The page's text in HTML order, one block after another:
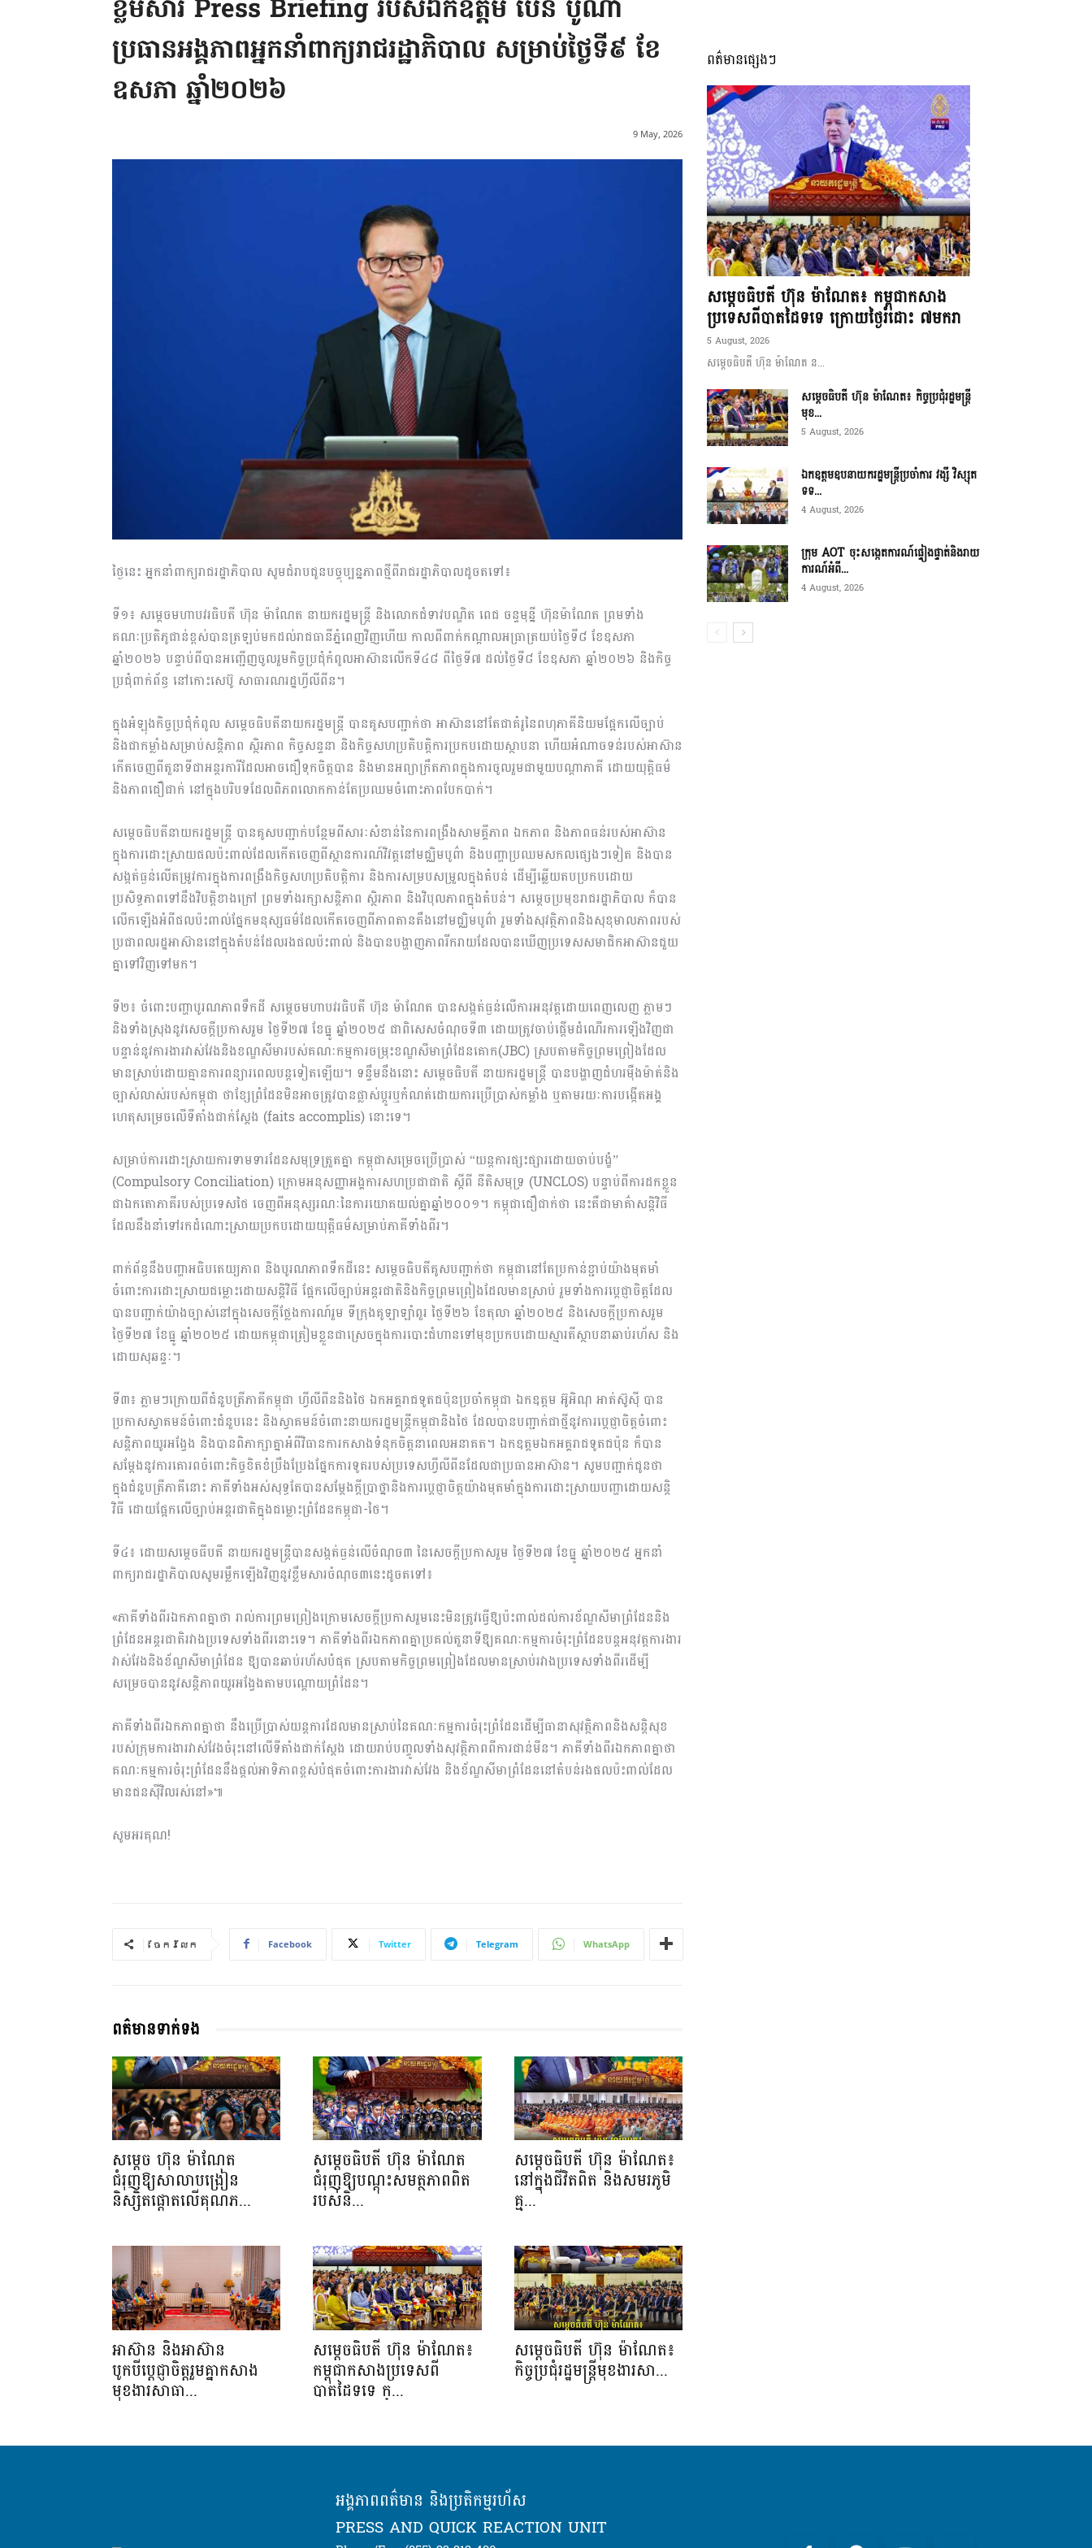
ខ្លឹមសារ Press Briefing របស់ឯកឧត្តម ប៉ែន បូណា
ប្រធានអង្គភាពអ្នកនាំពាក្យរាជរដ្ឋាភិបាល សម្រាប់ថ្ងៃទី៩ ខែ
ឧសភា ឆ្នាំ២០២៦
9 May, 2026
ថ្ងៃនេះ អ្នកនាំពាក្យរាជរដ្ឋាភិបាល សូមជំរាបជូនបច្ចុប្បន្នភាពថ្មីពីរាជរដ្ឋាភិបាលដូចតទៅ៖
ទី១៖ សម្តេចមហាបវរធិបតី ហ៊ុន ម៉ាណែត នាយករដ្ឋមន្ត្រី និងលោកជំទាវបណ្ឌិត ពេជ ចន្ទមុន្នី ហ៊ុនម៉ាណែត ព្រមទាំង
គណៈប្រតិភូជាន់ខ្ពស់បានត្រឡប់មកដល់រាជធានីភ្នំពេញវិញហើយ កាលពីពាក់កណ្តាលអធ្រាត្រយប់ថ្ងៃទី៨ ខែឧសភា
ឆ្នាំ២០២៦ បន្ទាប់ពីបានអញ្ជើញចូលរួមកិច្ចប្រជុំកំពូលអាស៊ានលើកទី៤៨ ពីថ្ងៃទី៧ ដល់ថ្ងៃទី៨ ខែឧសភា ឆ្នាំ២០២៦ និងកិច្ច
ប្រជុំពាក់ព័ន្ធ នៅកោះសេប៊ូ សាធារណរដ្ឋហ្វីលីពីន។
ក្នុងអំឡុងកិច្ចប្រជុំកំពូល សម្តេចធិបតីនាយករដ្ឋមន្ត្រី បានគូសបញ្ជាក់ថា អាស៊ាននៅតែជាគំរូនៃពហុភាគីនិយមផ្អែកលើច្បាប់
និងជាកម្លាំងសម្រាប់សន្តិភាព ស្ថិរភាព កិច្ចសន្ទនា និងកិច្ចសហប្រតិបត្តិការប្រកបដោយស្ថាបនា ហើយអំណាចទន់របស់អាស៊ាន
កើតចេញពីតួនាទីជាអន្តរការីដែលអាចជឿទុកចិត្តបាន និងមានអព្យាក្រឹតភាពក្នុងការចូលរួមជាមួយបណ្ដាភាគី ដោយយុត្តិធម៌
និងភាពជឿជាក់ នៅក្នុងបរិបទដែលពិភពលោកកាន់តែប្រឈមចំពោះភាពបែកបាក់។
សម្តេចធិបតីនាយករដ្ឋមន្ត្រី បានគូសបញ្ជាក់បន្ថែមពីសារៈសំខាន់នៃការពង្រឹងសាមគ្គីភាព ឯកភាព និងភាពធន់របស់អាស៊ាន
ក្នុងការដោះស្រាយផលប៉ះពាល់ដែលកើតចេញពីស្ថានការណ៍វិវត្តនៅមជ្ឈិមបូព៌ា និងបញ្ហាប្រឈមសកលផ្សេងៗទៀត និងបាន
សង្កត់ធ្ងន់លើតម្រូវការក្នុងការពង្រឹងកិច្ចសហប្រតិបត្តិការ និងការសម្របសម្រួលក្នុងតំបន់ ដើម្បីឆ្លើយតបប្រកបដោយ
ប្រសិទ្ធភាពទៅនឹងវិបត្តិខាងក្រៅ ព្រមទាំងរក្សាសន្តិភាព ស្ថិរភាព និងវិបុលភាពក្នុងតំបន់។ សម្តេចប្រមុខរាជរដ្ឋាភិបាល ក៏បាន
លើកឡើងអំពីផលប៉ះពាល់ផ្នែកមនុស្សធម៌ដែលកើតចេញពីភាពតានតឹងនៅមជ្ឈិមបូព៌ា រួមទាំងសុវត្ថិភាពនិងសុខុមាលភាពរបស់
ប្រជាពលរដ្ឋអាស៊ាននៅក្នុងតំបន់ដែលរងផលប៉ះពាល់ និងបានបង្ហាញភាពរីករាយដែលបានឃើញប្រទេសសមាជិកអាស៊ានជួយ
គ្នាទៅវិញទៅមក។
ទី២៖ ចំពោះបញ្ហាបូរណភាពទឹកដី សម្តេចមហាបវរធិបតី ហ៊ុន ម៉ាណែត បានសង្កត់ធ្ងន់លើការអនុវត្ដដោយពេញលេញ ភ្លាមៗ
និងទាំងស្រុងនូវសេចក្ដីប្រកាសរួម ថ្ងៃទី២៧ ខែធ្នូ ឆ្នាំ២០២៥ ជាពិសេសចំណុចទី៣ ដោយត្រូវចាប់ផ្ដើមដំណើរការឡើងវិញជា
បន្ទាន់នូវការងារវាស់វែងនិងខណ្ឌសីមារបស់គណៈកម្មការចម្រុះខណ្ឌសីមាព្រំដែនគោក(JBC) ស្របតាមកិច្ចព្រមព្រៀងដែល
មានស្រាប់ដោយគ្មានការពន្យារពេលបន្តទៀតឡើយ។ ទន្ទឹមនឹងនោះ សម្តេចធិបតី នាយករដ្ឋមន្ត្រី បានបង្ហាញជំហរម៉ឺងម៉ាត់និង
ច្បាស់លាស់របស់កម្ពុជា ថាខ្សែព្រំដែនមិនអាចត្រូវបានផ្លាស់ប្ដូរឬកំណត់ដោយការប្រើប្រាស់កម្លាំង ឬតាមរយៈការបង្កើតអង្គ
ហេតុសម្រេចលើទីតាំងជាក់ស្ដែង (faits accomplis) នោះទេ។
សម្រាប់ការដោះស្រាយការទាមទារដែនសមុទ្រត្រួតគ្នា កម្ពុជាសម្រេចប្រើប្រាស់ “យន្តការផ្សះផ្សារដោយចាប់បង្ខំ”
(Compulsory Conciliation) ក្រោមអនុសញ្ញាអង្គការសហប្រជាជាតិ ស្តីពី នីតិសមុទ្រ (UNCLOS) បន្ទាប់ពីការដកខ្លួន
ជាឯកតោភាគីរបស់ប្រទេសថៃ ចេញពីអនុស្សរណៈនៃការយោគយល់គ្នាឆ្នាំ២០០១។ កម្ពុជាជឿជាក់ថា នេះគឺជាមាគ៌ាសន្តិវិធី
ដែលនឹងនាំទៅរកដំណោះស្រាយប្រកបដោយយុត្តិធម៌សម្រាប់ភាគីទាំងពីរ។
ពាក់ព័ន្ធនឹងបញ្ហាអធិបតេយ្យភាព និងបូរណភាពទឹកដីនេះ សម្តេចធិបតីគូសបញ្ជាក់ថា កម្ពុជានៅតែប្រកាន់ខ្ជាប់យ៉ាងមុតមាំ
ចំពោះការដោះស្រាយជម្លោះដោយសន្តិវិធី ផ្អែកលើច្បាប់អន្តរជាតិនិងកិច្ចព្រមព្រៀងដែលមានស្រាប់ រួមទាំងការប្តេជ្ញាចិត្តដែល
បានបញ្ជាក់យ៉ាងច្បាស់នៅក្នុងសេចក្តីថ្លែងការណ៍រួម ទីក្រុងគូឡាឡាំពួរ ថ្ងៃទី២៦ ខែតុលា ឆ្នាំ២០២៥ និងសេចក្តីប្រកាសរួម
ថ្ងៃទី២៧ ខែធ្នូ ឆ្នាំ២០២៥ ដោយកម្ពុជាត្រៀមខ្លួនជាស្រេចក្នុងការបោះជំហានទៅមុខប្រកបដោយស្មារតីស្ថាបនាឆាប់រហ័ស និង
ដោយសុឆន្ទៈ។
ទី៣៖ ភ្លាមៗក្រោយពីជំនួបត្រីភាគីកម្ពុជា ហ្វីលីពីននិងថៃ ឯកអគ្គរាជទូតជប៉ុនប្រចាំកម្ពុជា ឯកឧត្តម អ៊ូអិណុ អាត់ស៊ូស៊ី បាន
ប្រកាសស្វាគមន៍ចំពោះជំនួបនេះ និងស្វាគមន៍ចំពោះនាយករដ្ឋមន្ត្រីកម្ពុជានិងថៃ ដែលបានបញ្ជាក់ជាថ្មីនូវការប្តេជ្ញាចិត្តចំពោះ
សន្តិភាពយូរអង្វែង និងបានពិភាក្សាគ្នាអំពីវិធានការកសាងទំនុកចិត្តនាពេលអនាគត។ ឯកឧត្តមឯកអគ្គរាជទូតជប៉ុន ក៏បាន
សម្តែងនូវការគោរពចំពោះកិច្ចខិតខំប្រឹងប្រែងផ្នែកការទូតរបស់ប្រទេសហ្វីលីពីនដែលជាប្រធានអាស៊ាន។ សូមបញ្ជាក់ជូនថា
ក្នុងជំនួបត្រីភាគីនោះ ភាគីទាំងអស់សុទ្ធតែបានសម្តែងក្តីប្រាថ្នានិងការប្តេជ្ញាចិត្តយ៉ាងមុតមាំក្នុងការដោះស្រាយបញ្ហាដោយសន្តិ
វិធី ដោយផ្អែកលើច្បាប់អន្តរជាតិក្នុងជម្លោះព្រំដែនកម្ពុជា-ថៃ។
ទី៤៖ ដោយសម្តេចធីបតី នាយករដ្ឋមន្ត្រីបានសង្កត់ធ្ងន់លើចំណុច៣ នៃសេចក្តីប្រកាសរួម ថ្ងៃទី២៧ ខែធ្នូ ឆ្នាំ២០២៥ អ្នកនាំ
ពាក្យរាជរដ្ឋាភិបាលសូមរម្លឹកឡើងវិញនូវខ្លឹមសារចំណុច៣នេះដូចតទៅ៖
«ភាគីទាំងពីរឯកភាពគ្នាថា រាល់ការព្រមព្រៀងក្រោមសេចក្តីប្រកាសរួមនេះមិនត្រូវធ្វើឱ្យប៉ះពាល់ដល់ការខ័ណ្ឌសីមាព្រំដែននិង
ព្រំដែនអន្តរជាតិរវាងប្រទេសទាំងពីរនោះទេ។ ភាគីទាំងពីរឯកភាពគ្នាប្រគល់តួនាទីឱ្យគណៈកម្មការចំរុះព្រំដែនបន្តអនុវត្តការងារ
វាស់វែងនិងខ័ណ្ឌសីមាព្រំដែន ឱ្យបានឆាប់រហ័សបំផុត ស្របតាមកិច្ចព្រមព្រៀងដែលមានស្រាប់រវាងប្រទេសទាំងពីរដើម្បី
សម្រេចបាននូវសន្តិភាពយូរអង្វែងតាមបណ្តោយព្រំដែន។
ភាគីទាំងពីរឯកភាពគ្នាថា នឹងប្រើប្រាស់យន្តការដែលមានស្រាប់នៃគណៈកម្មការចំរុះព្រំដែនដើម្បីធានាសុវត្ថិភាពនិងសន្តិសុខ
របស់ក្រុមការងារវាស់វែងចំរុះនៅលើទីតាំងជាក់ស្តែង ដោយរាប់បញ្ចូលទាំងសុវត្ថិភាពពីការជាន់មីន។ ភាគីទាំងពីរឯកភាពគ្នាថា
គណៈកម្មការចំរុះព្រំដែននឹងផ្តល់អាទិភាពខ្ពស់បំផុតចំពោះការងារវាស់វែង និងខ័ណ្ឌសីមាព្រំដែននៅតំបន់រងផលប៉ះពាល់ដែល
មានជនស៊ីវិលរស់នៅ»៕
សូមអរគុណ!
ចែករំលែក Facebook Twitter Telegram WhatsApp
ពត៌មានទាក់ទង
សម្តេច ហ៊ុន ម៉ាណែត
ជំរុញឱ្យសាលាបង្រៀន
និស្សិតផ្តោតលើគុណភ...
សម្តេចធិបតី ហ៊ុន ម៉ាណែត
ជំរុញឱ្យបណ្តុះសមត្ថភាពពិត
របស់និ...
សម្តេចធិបតី ហ៊ុន ម៉ាណែត៖
នៅក្នុងជីវិតពិត និងសមរភូមិ
គ្ម...
អាស៊ាន និងអាស៊ាន
បូកបីប្តេជ្ញាចិត្តរួមគ្នាកសាង
មុខងារសាធា...
សម្ដេចធិបតី ហ៊ុន ម៉ាណែត៖
កម្ពុជាកសាងប្រទេសពី
បាតដៃទទេ ក្...
សម្ដេចធិបតី ហ៊ុន ម៉ាណែត៖
កិច្ចប្រជុំរដ្ឋមន្ត្រីមុខងារសា...
ពត៌មានផ្សេងៗ
សម្ដេចធិបតី ហ៊ុន ម៉ាណែត៖ កម្ពុជាកសាង
ប្រទេសពីបាតដៃទទេ ក្រោយថ្ងៃរំដោះ ៧មករា
5 August, 2026
សម្ដេចធិបតី ហ៊ុន ម៉ាណែត ន...
សម្ដេចធិបតី ហ៊ុន ម៉ាណែត៖ កិច្ចប្រជុំរដ្ឋមន្ត្រី
មុខ...
5 August, 2026
ឯកឧត្តមឧបនាយករដ្ឋមន្ត្រីប្រចាំការ វង្សី វិស្សុត
ទទ...
4 August, 2026
ក្រុម AOT ចុះសង្កេតការណ៍ផ្ទៀងផ្ទាត់និងរាយ
ការណ៍អំពី...
4 August, 2026
អង្គភាពពត៌មាន និងប្រតិកម្មរហ័ស
PRESS AND QUICK REACTION UNIT